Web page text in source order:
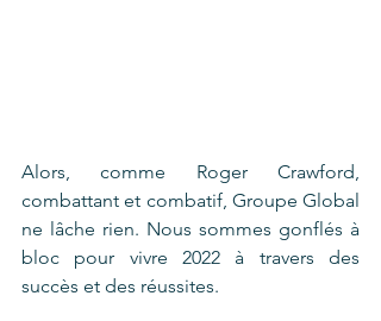
Alors, comme Roger Crawford,
combattant et combatif, Groupe Global
ne lâche rien. Nous sommes gonflés à
bloc pour vivre 2022 à travers des
succès et des réussites.